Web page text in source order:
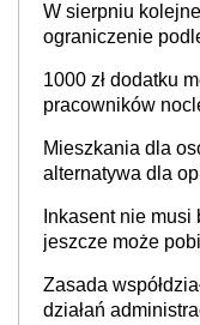
W sierpniu
ograniczenie
cały kraj
1000 zł dodatku
pracowników
Mieszkania dla
alternatywa dla
Inkasent nie
jeszcze może
Zasada
działań